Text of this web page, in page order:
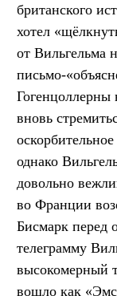
британского
хотел
от Вильгельма
письмо-
Гогенцоллерны
вновь
однако
довольно
во Франции
Бисмарк перед
телеграмму
высокомерный
вошло как